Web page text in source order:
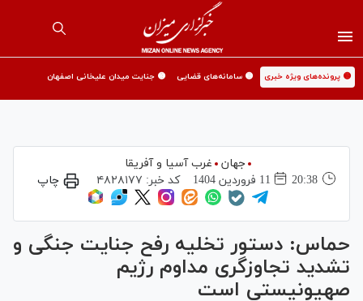
🟡 پرونده‌های ویژه خبری 🟡 سامانه‌های قضایی 🟡 جنایت میدان علیخانی اصفهان
جهان
غرب آسیا و آفریقا
20:38
11 فروردين 1404 کد خبر: ۴۸۲۸۱۷۷ چاپ
حماس: دستور تخلیه رفح جنایت جنگی و
تشدید تجاوزگری مداوم رژیم
صهیونیستی است